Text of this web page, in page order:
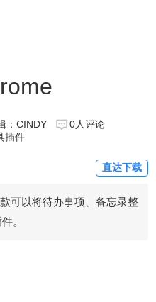
：CINDY
0人评论
插件
直达下载
可以将待办事项、备忘录整
。